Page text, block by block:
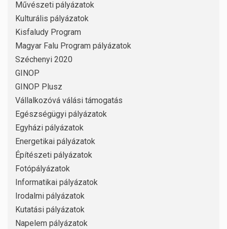
Művészeti pályázatok
Kulturális pályázatok
Kisfaludy Program
Magyar Falu Program pályázatok
Széchenyi 2020
GINOP
GINOP Plusz
Vállalkozóvá válási támogatás
Egészségügyi pályázatok
Egyházi pályázatok
Energetikai pályázatok
Építészeti pályázatok
Fotópályázatok
Informatikai pályázatok
Irodalmi pályázatok
Kutatási pályázatok
Napelem pályázatok